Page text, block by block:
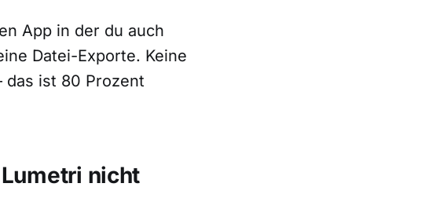
App in der du auch
Datei-Exporte. Keine
ist 80 Prozent
nicht